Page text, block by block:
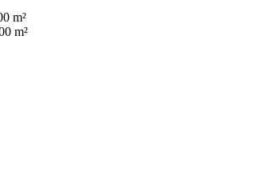
m²
m²